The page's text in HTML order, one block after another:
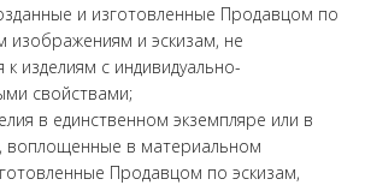
и изготовленные Продавцом по
изображениям и эскизам, не
изделиям с индивидуально-
свойствами;
в единственном экземпляре или в
воплощенные в материальном
Продавцом по эскизам,